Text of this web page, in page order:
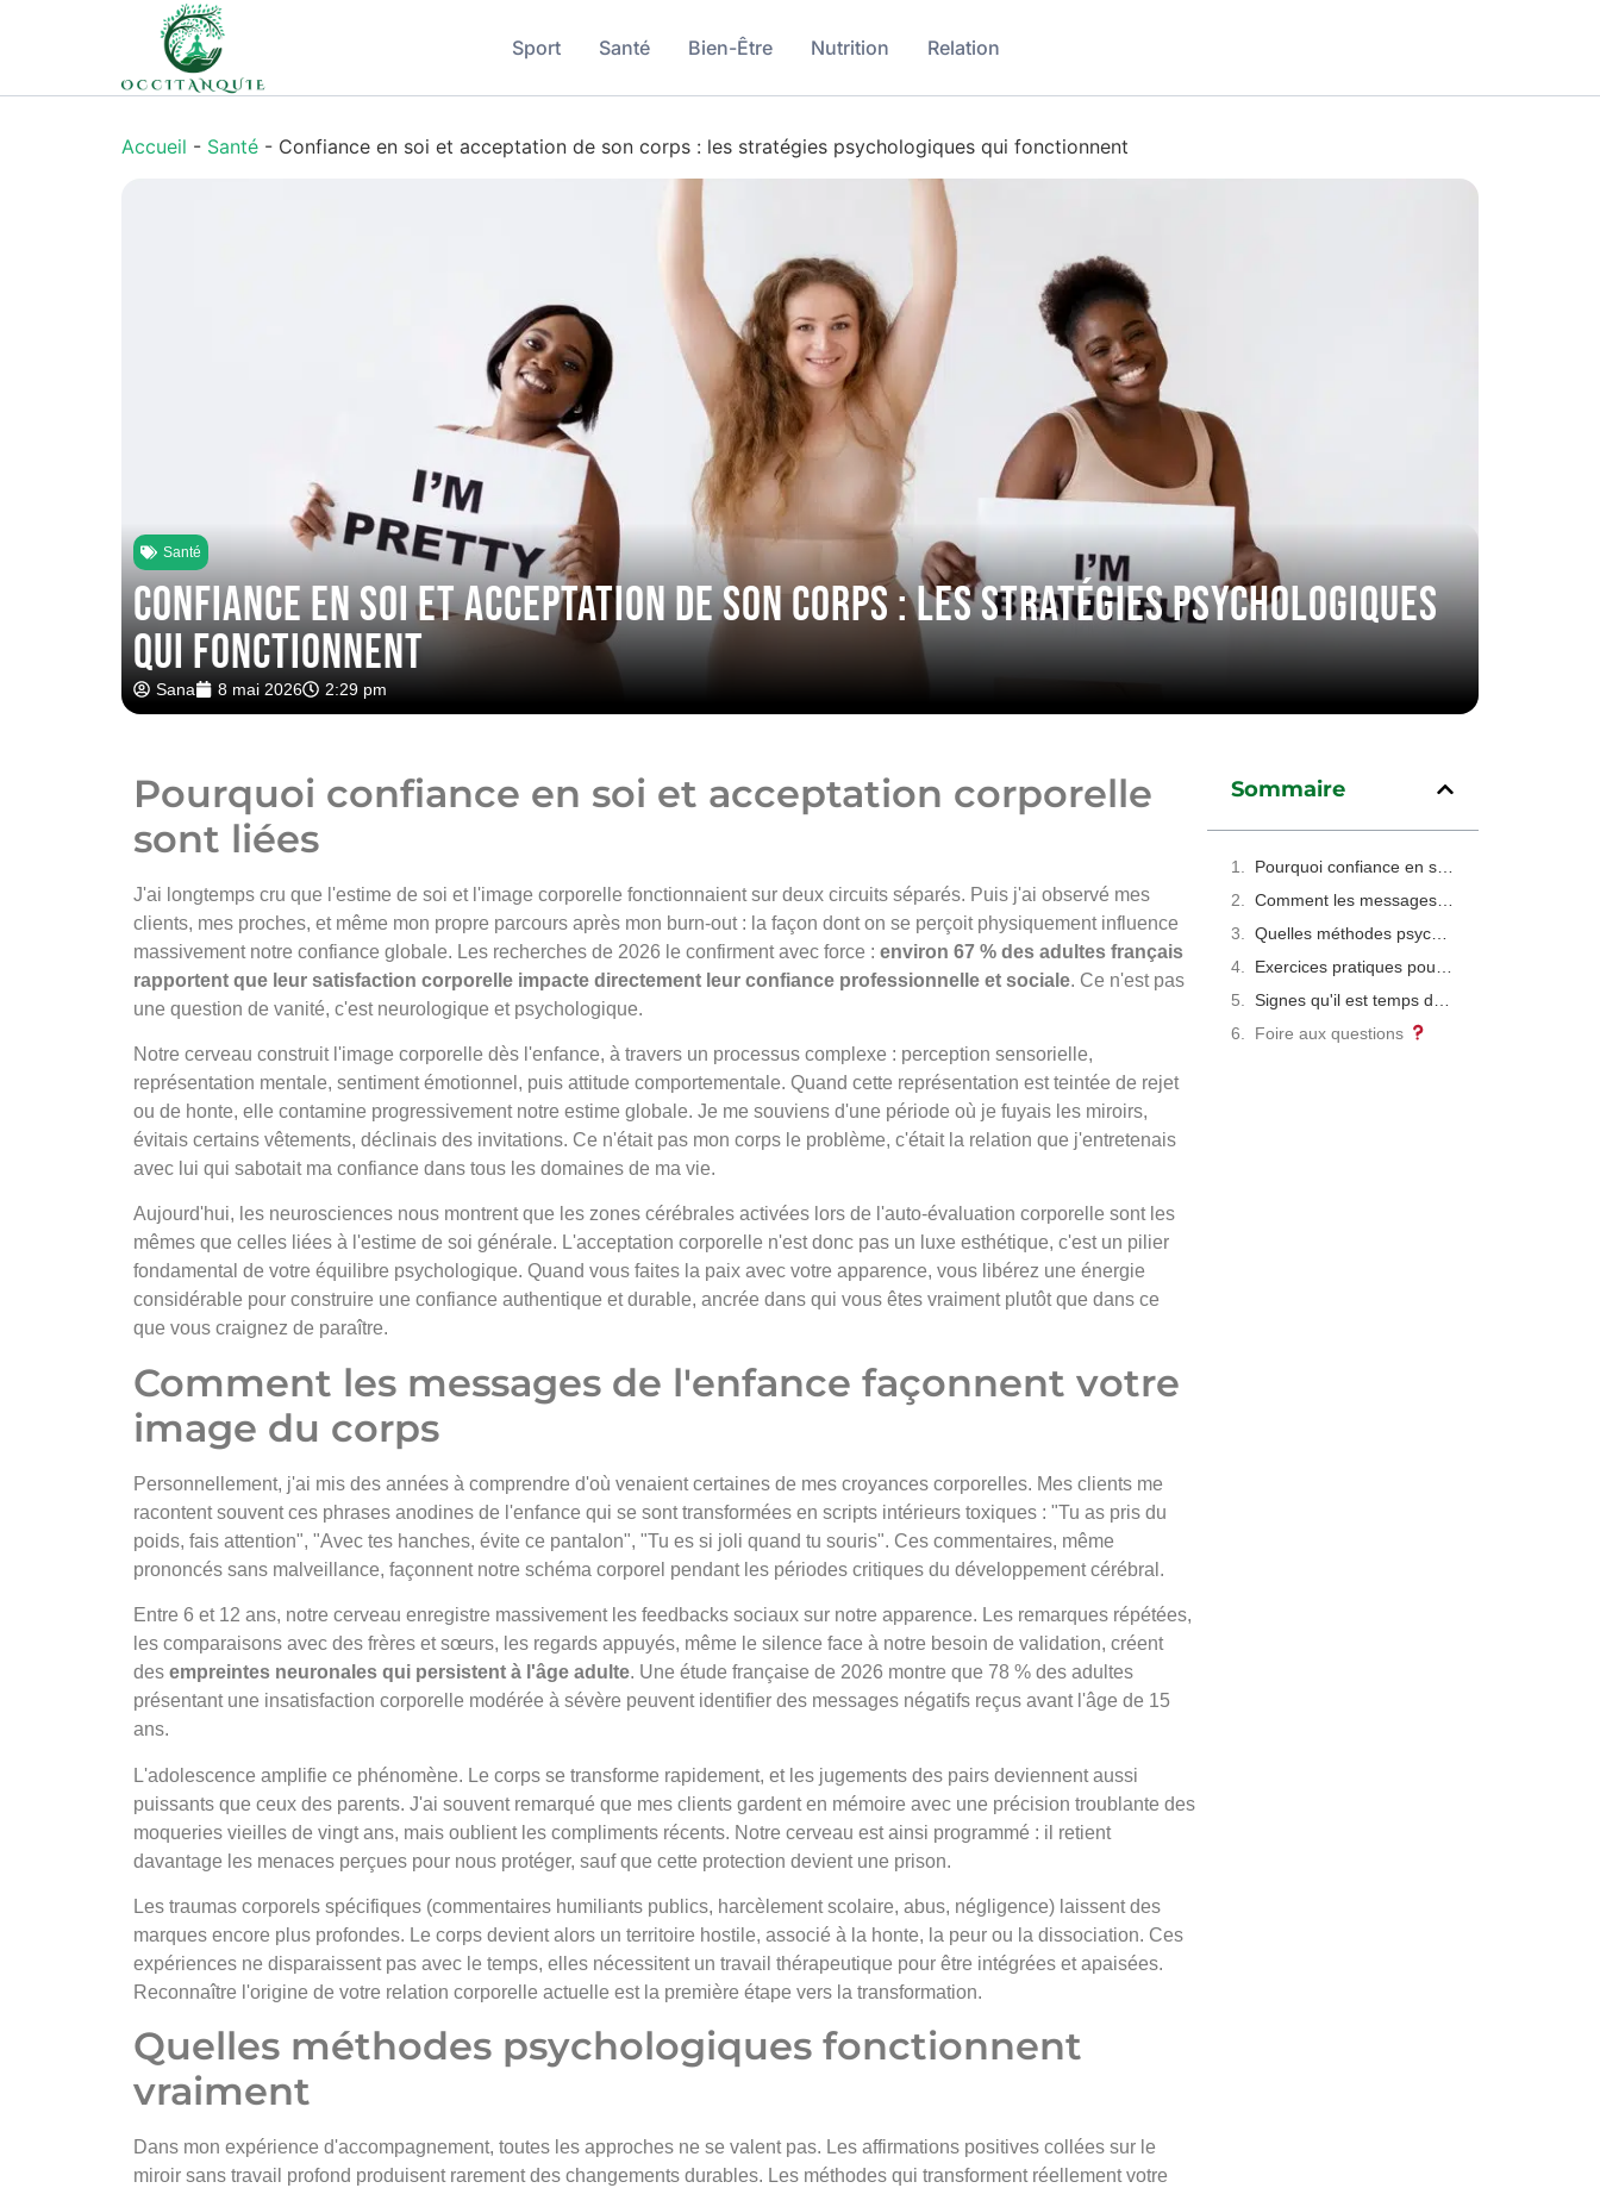
Sport Santé Bien-Être Nutrition Relation
Accueil - Santé - Confiance en soi et acceptation de son corps : les stratégies psychologiques qui fonctionnent
Santé
Confiance en soi et acceptation de son corps : les stratégies psychologiques
qui fonctionnent
Sana 8 mai 2026 2:29 pm
Sommaire
Foire aux questions
Pourquoi confiance en soi et acceptation corporelle
sont liées
J'ai longtemps cru que l'estime de soi et l'image corporelle fonctionnaient sur deux circuits séparés. Puis j'ai observé mes
clients, mes proches, et même mon propre parcours après mon burn-out : la façon dont on se perçoit physiquement influence
massivement notre confiance globale. Les recherches de 2026 le confirment avec force : environ 67 % des adultes français
rapportent que leur satisfaction corporelle impacte directement leur confiance professionnelle et sociale. Ce n'est pas
une question de vanité, c'est neurologique et psychologique.
Notre cerveau construit l'image corporelle dès l'enfance, à travers un processus complexe : perception sensorielle,
représentation mentale, sentiment émotionnel, puis attitude comportementale. Quand cette représentation est teintée de rejet
ou de honte, elle contamine progressivement notre estime globale. Je me souviens d'une période où je fuyais les miroirs,
évitais certains vêtements, déclinais des invitations. Ce n'était pas mon corps le problème, c'était la relation que j'entretenais
avec lui qui sabotait ma confiance dans tous les domaines de ma vie.
Aujourd'hui, les neurosciences nous montrent que les zones cérébrales activées lors de l'auto-évaluation corporelle sont les
mêmes que celles liées à l'estime de soi générale. L'acceptation corporelle n'est donc pas un luxe esthétique, c'est un pilier
fondamental de votre équilibre psychologique. Quand vous faites la paix avec votre apparence, vous libérez une énergie
considérable pour construire une confiance authentique et durable, ancrée dans qui vous êtes vraiment plutôt que dans ce
que vous craignez de paraître.
Comment les messages de l'enfance façonnent votre
image du corps
Personnellement, j'ai mis des années à comprendre d'où venaient certaines de mes croyances corporelles. Mes clients me
racontent souvent ces phrases anodines de l'enfance qui se sont transformées en scripts intérieurs toxiques : "Tu as pris du
poids, fais attention", "Avec tes hanches, évite ce pantalon", "Tu es si joli quand tu souris". Ces commentaires, même
prononcés sans malveillance, façonnent notre schéma corporel pendant les périodes critiques du développement cérébral.
Entre 6 et 12 ans, notre cerveau enregistre massivement les feedbacks sociaux sur notre apparence. Les remarques répétées,
les comparaisons avec des frères et sœurs, les regards appuyés, même le silence face à notre besoin de validation, créent
des empreintes neuronales qui persistent à l'âge adulte. Une étude française de 2026 montre que 78 % des adultes
présentant une insatisfaction corporelle modérée à sévère peuvent identifier des messages négatifs reçus avant l'âge de 15
ans.
L'adolescence amplifie ce phénomène. Le corps se transforme rapidement, et les jugements des pairs deviennent aussi
puissants que ceux des parents. J'ai souvent remarqué que mes clients gardent en mémoire avec une précision troublante des
moqueries vieilles de vingt ans, mais oublient les compliments récents. Notre cerveau est ainsi programmé : il retient
davantage les menaces perçues pour nous protéger, sauf que cette protection devient une prison.
Les traumas corporels spécifiques (commentaires humiliants publics, harcèlement scolaire, abus, négligence) laissent des
marques encore plus profondes. Le corps devient alors un territoire hostile, associé à la honte, la peur ou la dissociation. Ces
expériences ne disparaissent pas avec le temps, elles nécessitent un travail thérapeutique pour être intégrées et apaisées.
Reconnaître l'origine de votre relation corporelle actuelle est la première étape vers la transformation.
Quelles méthodes psychologiques fonctionnent
vraiment
Dans mon expérience d'accompagnement, toutes les approches ne se valent pas. Les affirmations positives collées sur le
miroir sans travail profond produisent rarement des changements durables. Les méthodes qui transforment réellement votre